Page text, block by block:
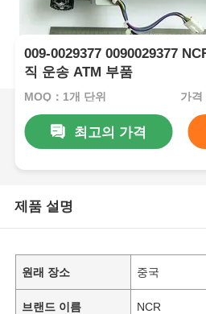
009-0029377 0090029377
직 운송 ATM 부품
MOQ：1개 단위 가격
최고의 가격
제품 설명
원래 장소 중국
브랜드 이름 NCR